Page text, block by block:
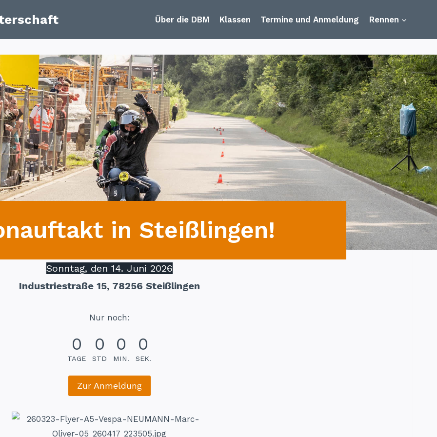
Über die DBM Klassen Termine und Anmeldung Rennen
in Steißlingen!
Sonntag, den 14. Juni 2026
Industriestraße 15, 78256 Steißlingen
Nur noch:
0
TAGE
0
STD
0
MIN.
0
SEK.
Zur Anmeldung